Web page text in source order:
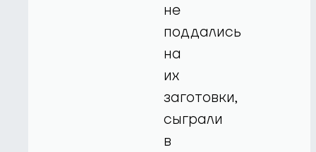
не
поддались
на
их
заготовки,
сыграли
в